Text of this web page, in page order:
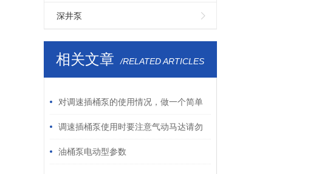
深井泵
相关文章 /RELATED ARTICLES
对调速插桶泵的使用情况，做一个简单
的说明
调速插桶泵使用时要注意气动马达请勿
浸入液体中或泼到液体
油桶泵电动型参数